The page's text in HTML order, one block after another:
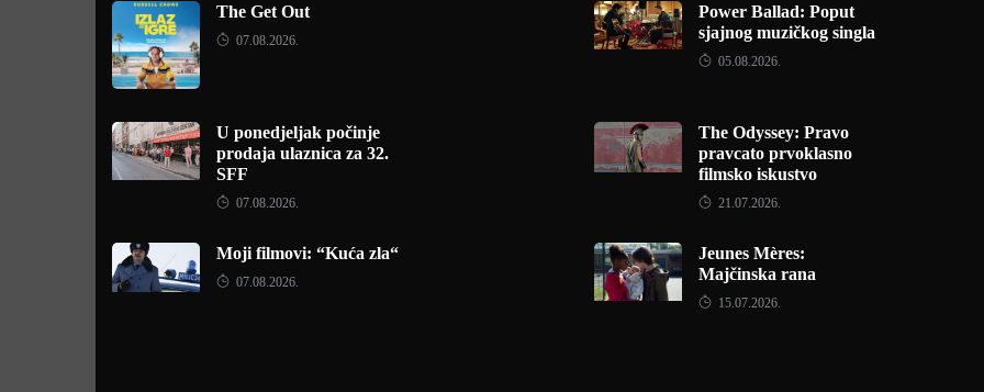
The Get Out
07.08.2026.
U ponedjeljak počinje
prodaja ulaznica za 32.
SFF
07.08.2026.
Moji filmovi: “Kuća zla“
07.08.2026.
Power Ballad: Poput
sjajnog muzičkog singla
05.08.2026.
The Odyssey: Pravo
pravcato prvoklasno
filmsko iskustvo
21.07.2026.
Jeunes Mères:
Majčinska rana
15.07.2026.